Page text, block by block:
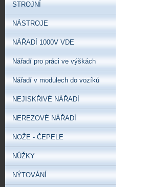
STROJNÍ
NÁSTROJE
NÁŘADÍ 1000V VDE
Nářadí pro práci ve výškách
Nářadí v modulech do vozíků
NEJISKŘIVÉ NÁŘADÍ
NEREZOVÉ NÁŘADÍ
NOŽE - ČEPELE
NŮŽKY
NÝTOVÁNÍ